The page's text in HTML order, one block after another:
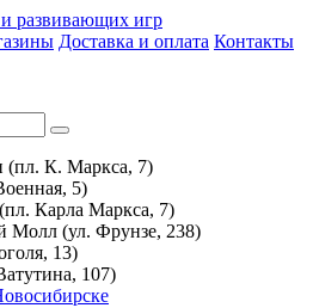
развивающих игр
Доставка и оплата Контакты
К. Маркса, 7)
5)
Карла Маркса, 7)
Молл (ул. Фрунзе, 238)
13)
107)